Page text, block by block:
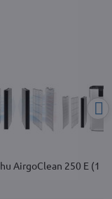
AirgoClean 250 E (1